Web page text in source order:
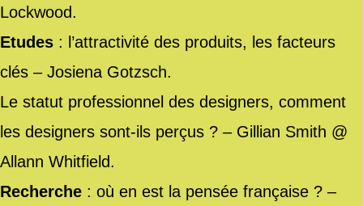
Lockwood.
Etudes : l’attractivité des produits, les facteurs
clés – Josiena Gotzsch.
Le statut professionnel des designers, comment
les designers sont-ils perçus ? – Gillian Smith @
Allann Whitfield.
Recherche : où en est la pensée française ? –